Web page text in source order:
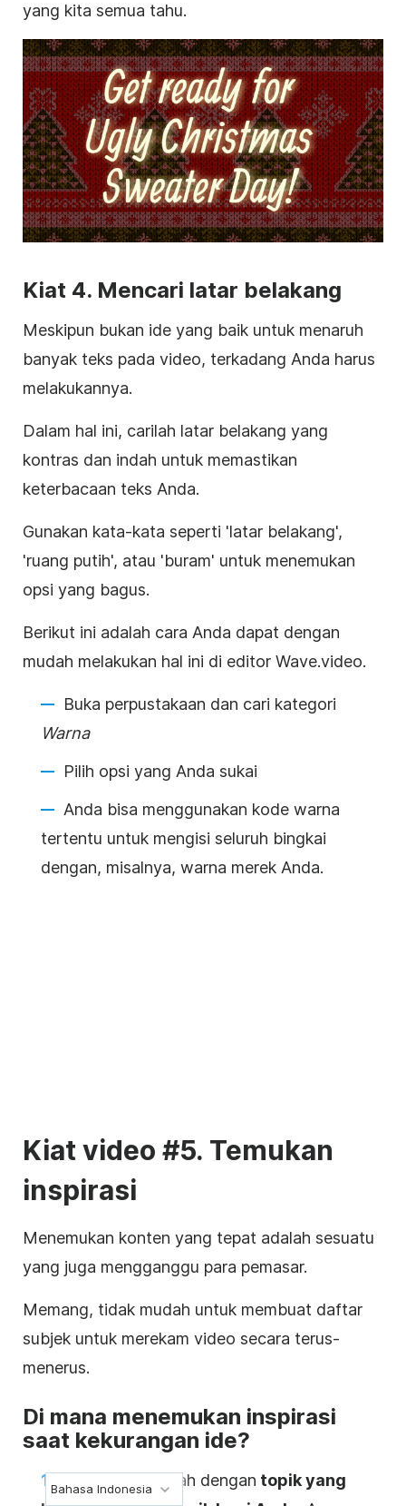
yang kita semua tahu.
Kiat 4. Mencari latar belakang
Meskipun bukan ide yang baik untuk menaruh
banyak teks pada video, terkadang Anda harus
melakukannya.
Dalam hal ini, carilah latar belakang yang
kontras dan indah untuk memastikan
keterbacaan teks Anda.
Gunakan kata-kata seperti 'latar belakang',
'ruang putih', atau 'buram' untuk menemukan
opsi yang bagus.
Berikut ini adalah cara Anda dapat dengan
mudah melakukan hal ini di editor Wave.video.
Buka perpustakaan dan cari kategori
Warna
Pilih opsi yang Anda sukai
Anda bisa menggunakan kode warna
tertentu untuk mengisi seluruh bingkai
dengan, misalnya, warna merek Anda.
Kiat video #5. Temukan
inspirasi
Menemukan konten yang tepat adalah sesuatu
yang juga mengganggu para pemasar.
Memang, tidak mudah untuk membuat daftar
subjek untuk merekam video secara terus-
menerus.
Di mana menemukan inspirasi
saat kekurangan ide?
Pertama, mulailah dengan topik yang
Bahasa Indonesia